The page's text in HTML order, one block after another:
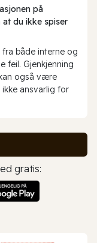
på
du ikke spiser
både interne og
feil. Gjenkjenning
også være
ansvarlig for
gratis: